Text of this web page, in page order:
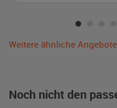
Weitere ähnliche
Noch nicht den